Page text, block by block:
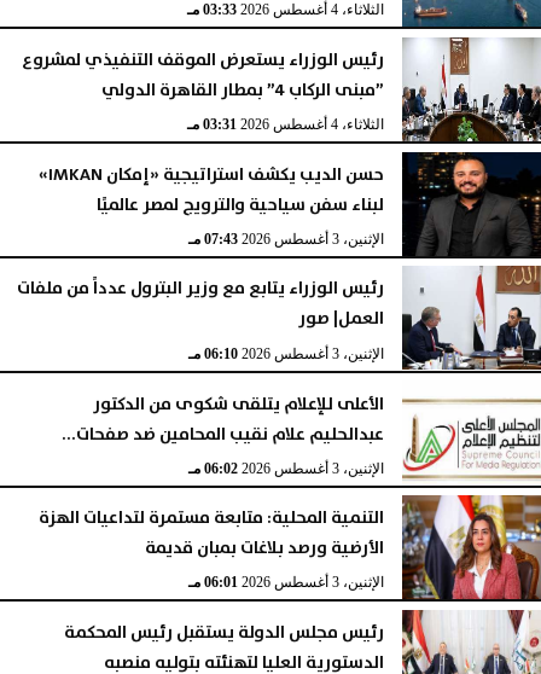
الثلاثاء، 4 أغسطس 2026 03:33 مـ
رئيس الوزراء يستعرض الموقف التنفيذي لمشروع
”مبنى الركاب 4” بمطار القاهرة الدولي
الثلاثاء، 4 أغسطس 2026 03:31 مـ
حسن الديب يكشف استراتيجية «إمكان IMKAN»
لبناء سفن سياحية والترويج لمصر عالميًا
الإثنين، 3 أغسطس 2026 07:43 مـ
رئيس الوزراء يتابع مع وزير البترول عدداً من ملفات
العمل| صور
الإثنين، 3 أغسطس 2026 06:10 مـ
الأعلى للإعلام يتلقى شكوى من الدكتور
عبدالحليم علام نقيب المحامين ضد صفحات...
الإثنين، 3 أغسطس 2026 06:02 مـ
التنمية المحلية: متابعة مستمرة لتداعيات الهزة
الأرضية ورصد بلاغات بمبان قديمة
الإثنين، 3 أغسطس 2026 06:01 مـ
رئيس مجلس الدولة يستقبل رئيس المحكمة
الدستورية العليا لتهنئته بتوليه منصبه